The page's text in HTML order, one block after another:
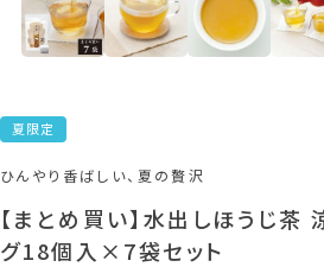
夏限定
ひんやり香ばしい、夏の贅沢
【まとめ買い】水出しほうじ茶
グ18個入×7袋セット